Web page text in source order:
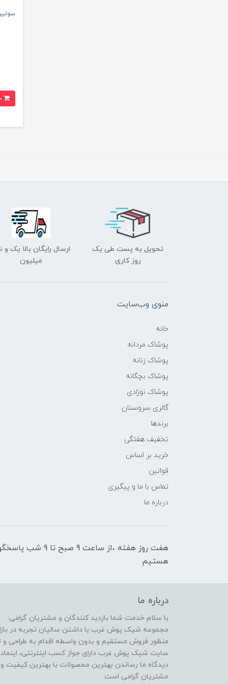
تحویل به پست طی یک
روز کاری
ارسال رایگان بالا یک و
میلیون
منوی وب‌سایت
خانه
پوشاک مردانه
پوشاک زنانه
پوشاک بچگانه
پوشاک نوزادی
گالری سروستان
برندها
تخفیف هفتگی
خرید بر اساس
قوانین
تماس با ما و پیگیری
درباره ما
هفت روز هفته ،از
هستیم
درباره ما
با سلام خدمت شما بازدید کنندگان و مشتریان گرامی:
مجموعه شیک پوش غرب با داشتن سالیان تجربه در
منظور فروش مستقیم و بدون واسطه اقدام به
سایت شیک پوش غرب دارای جواز کسب اینترنتی،
دیدگاه ما رساندن بهترین محصولات با بهترین
مشتریان گرامی است.